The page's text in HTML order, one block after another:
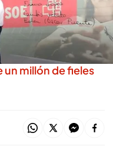
el día 24 de
presidida por el
un millón de fieles